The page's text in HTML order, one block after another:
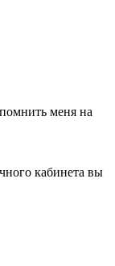
меня на
кабинета вы